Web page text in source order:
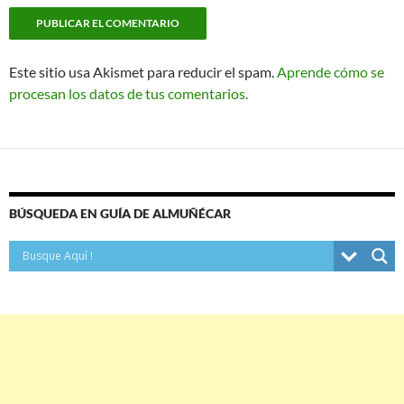
Este sitio usa Akismet para reducir el spam. Aprende cómo se
procesan los datos de tus comentarios.
BÚSQUEDA EN GUÍA DE ALMUÑÉCAR